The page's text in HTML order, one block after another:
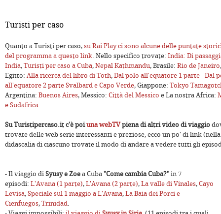
Turisti per caso
Quanto a Turisti per caso, su Rai Play ci sono alcune delle puntate
del programma a questo link. Nello specifico trovate: India: Di
India, Turisti per caso a Cuba, Nepal Kathmandu, Brasile: Rio de Janeiro,
Egitto: Alla ricerca del libro di Toth, Dal polo all'equatore 1 parte - Dal
all'equatore 2 parte Svalbard e Capo Verde, Giappone: Tokyo
Argentina: Buenos Aires, Messico: Città del Messico e La nostra Africa:
e Sudafrica
Su Turistipercaso.it c'è poiuna webTV piena di altri video di viaggio
trovate delle web serie interessanti e preziose, ecco un po' di link (nella
didascalia di ciascuno trovate il modo di andare a vedere tutti gli
- Il viaggio di Syusy e Zoe a Cuba "Come cambia Cuba?" in 7
episodi: L'Avana (1 parte), L'Avana (2 parte), La valle di Vinales, Cayo
Levisa, Speciale sul 1 maggio a L'Avana, La Baia dei Porci e
Cienfuegos, Trinidad.